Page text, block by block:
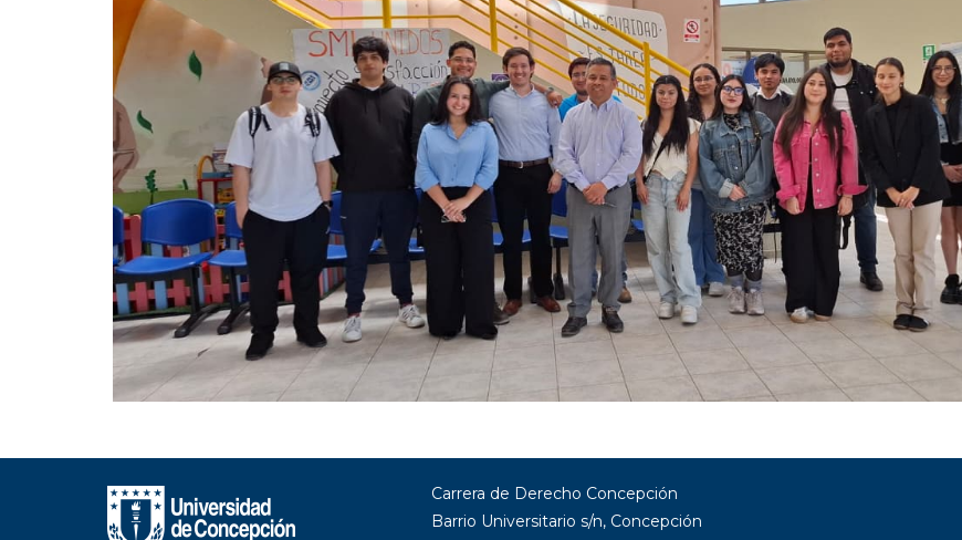
Carrera de Derecho Concepción
Barrio Universitario s/n, Concepción